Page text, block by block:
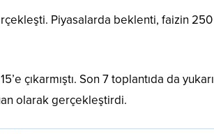
Piyasalarda beklenti, faizin 250
çıkarmıştı. Son 7 toplantıda da yukarı
olarak gerçekleştirdi.